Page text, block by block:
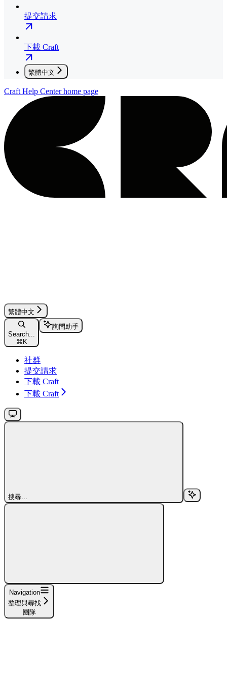
提交請求
下載 Craft
繁體中文
Craft Help Centerhome page
繁體中文
Search...
⌘ K
詢問助手
社群
提交請求
下載 Craft
下載 Craft
搜尋...
Navigation
整理與尋找
團隊